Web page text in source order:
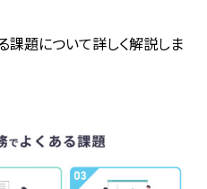
課題について詳しく解説しま